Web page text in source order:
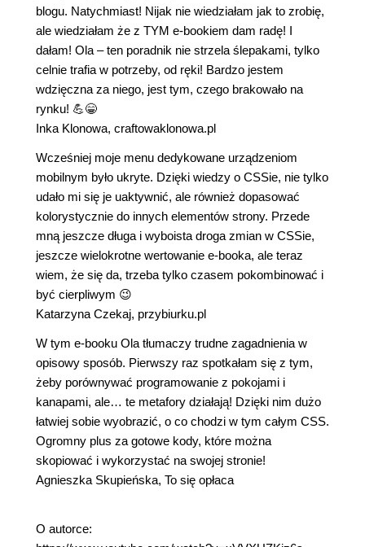
blogu. Natychmiast! Nijak nie wiedziałam jak to zrobię,
ale wiedziałam że z TYM e-bookiem dam radę! I
dałam! Ola – ten poradnik nie strzela ślepakami, tylko
celnie trafia w potrzeby, od ręki! Bardzo jestem
wdzięczna za niego, jest tym, czego brakowało na
rynku! 💪😁
Inka Klonowa, craftowaklonowa.pl
Wcześniej moje menu dedykowane urządzeniom
mobilnym było ukryte. Dzięki wiedzy o CSSie, nie tylko
udało mi się je uaktywnić, ale również dopasować
kolorystycznie do innych elementów strony. Przede
mną jeszcze długa i wyboista droga zmian w CSSie,
jeszcze wielokrotne wertowanie e-booka, ale teraz
wiem, że się da, trzeba tylko czasem pokombinować i
być cierpliwym 😉
Katarzyna Czekaj, przybiurku.pl
W tym e-booku Ola tłumaczy trudne zagadnienia w
opisowy sposób. Pierwszy raz spotkałam się z tym,
żeby porównywać programowanie z pokojami i
kanapami, ale… te metafory działają! Dzięki nim dużo
łatwiej sobie wyobrazić, o co chodzi w tym całym CSS.
Ogromny plus za gotowe kody, które można
skopiować i wykorzystać na swojej stronie!
Agnieszka Skupieńska, To się opłaca
O autorce: